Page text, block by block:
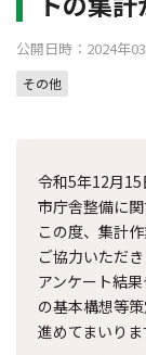
公開日時：2024年
その他
令和5年12月
市庁舎整備に
この度、集計
ご協力いただ
アンケート結
の基本構想等
進めてまいりま